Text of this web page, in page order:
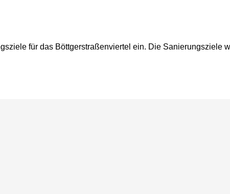
für das Böttgerstraßenviertel ein. Die Sanierungsziele